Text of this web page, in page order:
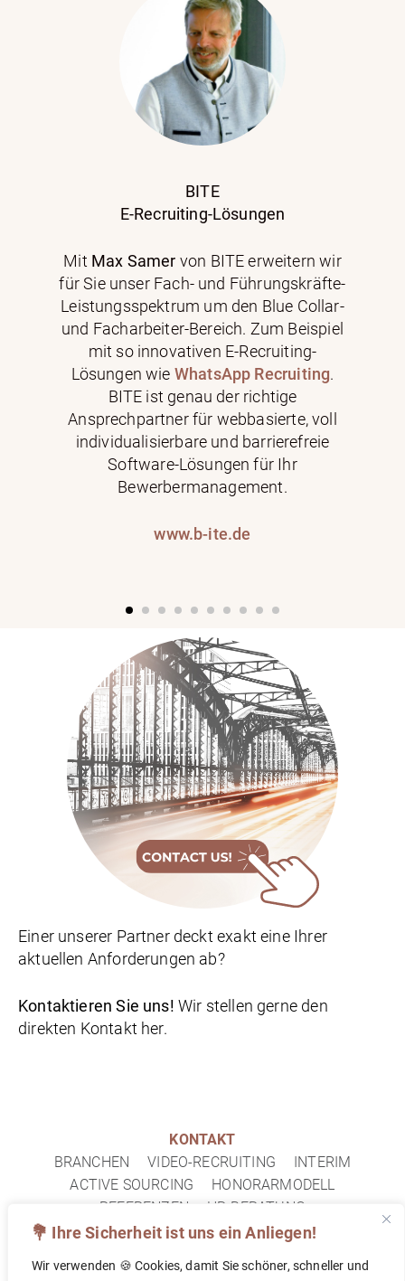
💐 Ihre Sicherheit ist uns ein Anliegen!
Wir verwenden 🍪 Cookies, damit Sie schöner, schneller und
BITE
E-Recruiting-Lösungen
Mit Max Samer von BITE erweitern wir
für Sie unser Fach- und Führungskräfte-
Leistungsspektrum um den Blue Collar-
und Facharbeiter-Bereich. Zum Beispiel
mit so innovativen E-Recruiting-
Lösungen wie WhatsApp Recruiting.
BITE ist genau der richtige
Ansprechpartner für webbasierte, voll
individualisierbare und barrierefreie
Software-Lösungen für Ihr
Bewerbermanagement.
www.b-ite.de
Einer unserer Partner deckt exakt eine Ihrer
aktuellen Anforderungen ab?
Kontaktieren Sie uns! Wir stellen gerne den
direkten Kontakt her.
IMPRESSUM DATENSCHUTZ FAQ
KONTAKT
BRANCHEN
VIDEO-RECRUITING
INTERIM
ACTIVE SOURCING
HONORARMODELL
REFERENZEN
HR-BERATUNG